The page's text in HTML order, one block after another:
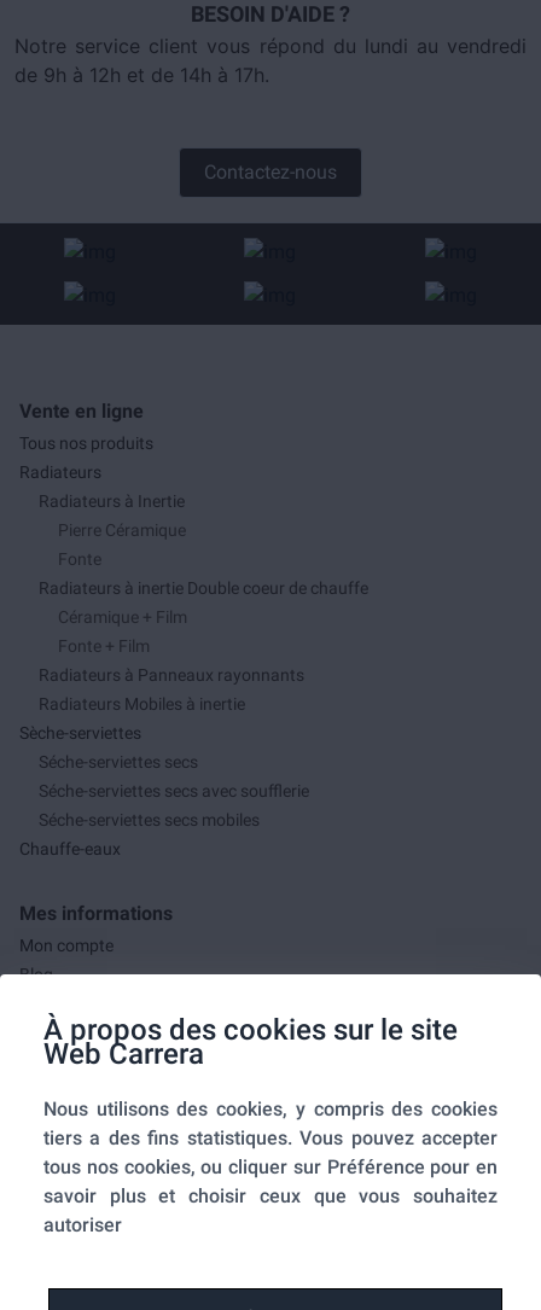
À propos des cookies sur le site
Web Carrera
Nous utilisons des cookies, y compris des cookies
tiers a des fins statistiques. Vous pouvez accepter
tous nos cookies, ou cliquer sur Préférence pour en
savoir plus et choisir ceux que vous souhaitez
autoriser
BESOIN D'AIDE ?
Notre service client vous répond du lundi au vendredi
de 9h à 12h et de 14h à 17h.
Contactez-nous
Vente en ligne
Tous nos produits
Radiateurs
Radiateurs à Inertie
Pierre Céramique
Fonte
Radiateurs à inertie Double coeur de chauffe
Céramique + Film
Fonte + Film
Radiateurs à Panneaux rayonnants
Radiateurs Mobiles à inertie
Sèche-serviettes
Séche-serviettes secs
Séche-serviettes secs avec soufflerie
Séche-serviettes secs mobiles
Chauffe-eaux
Mes informations
Mon compte
Blog
Mes commandes
A propos de nous
A propos
Mentions légales
Conditions générales de ventes
Utilisation des cookies